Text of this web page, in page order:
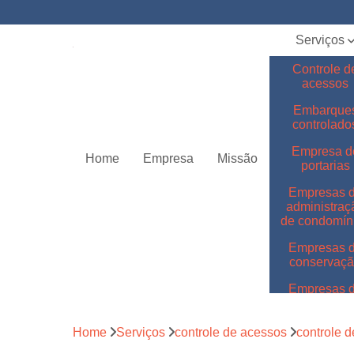
Home Empresa Missão
Serviços
Controle
acessos
Empresa
portarias
Empresas
de
Empresas
Empresas
Empresas
Home Serviços controle de acessos controle